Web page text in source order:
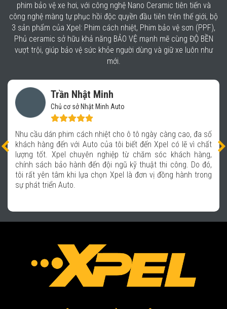
phim bảo vệ xe hơi, với công nghệ Nano Ceramic tiên tiến và
công nghệ màng tự phục hồi độc quyền đầu tiên trên thế giới, bộ
3 sản phẩm của Xpel: Phim cách nhiệt, Phim bảo vệ sơn (PPF),
Phủ ceramic sở hữu khả năng BẢO VỆ mạnh mẽ cùng ĐỘ BỀN
vượt trội, giúp bảo vệ sức khỏe người dùng và giữ xe luôn như
mới.
Trần Nhật Minh
Chủ cơ sở Nhật Minh Auto
Nhu cầu dán phim cách nhiệt cho ô tô ngày càng cao, đa số
khách hàng đến với Auto của tôi biết đến Xpel có lẽ vì chất
lượng tốt. Xpel chuyên nghiệp từ chăm sóc khách hàng,
chính sách bảo hành đến đội ngũ kỹ thuật thi công. Do đó,
tôi rất yên tâm khi lựa chọn Xpel là đơn vị đồng hành trong
sự phát triển Auto.